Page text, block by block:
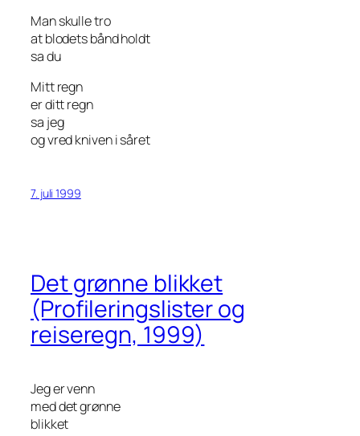
Man skulle tro
at blodets bånd holdt
sa du
Mitt regn
er ditt regn
sa jeg
og vred kniven i såret
7. juli 1999
Det grønne blikket
(Profileringslister og
reiseregn, 1999)
Jeg er venn
med det grønne
blikket